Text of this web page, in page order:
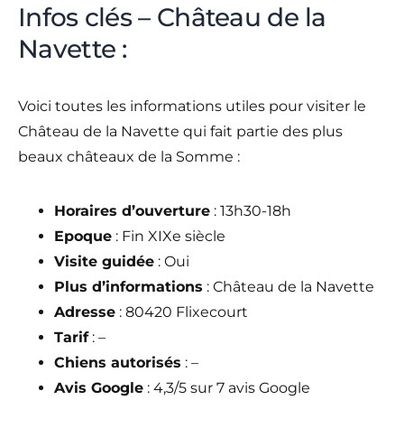
Infos clés – Château de la
Navette :
Voici toutes les informations utiles pour visiter le
Château de la Navette qui fait partie des plus
beaux châteaux de la Somme :
Horaires d’ouverture : 13h30-18h
Epoque : Fin XIXe siècle
Visite guidée : Oui
Plus d’informations : Château de la Navette
Adresse : 80420 Flixecourt
Tarif: –
Chiens autorisés : –
Avis Google : 4,3/5 sur 7 avis Google